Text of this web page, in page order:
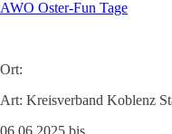
AWO Oster-Fun Tage
Ort:
Art: Kreisverband Koblenz
06.06.2025 bis